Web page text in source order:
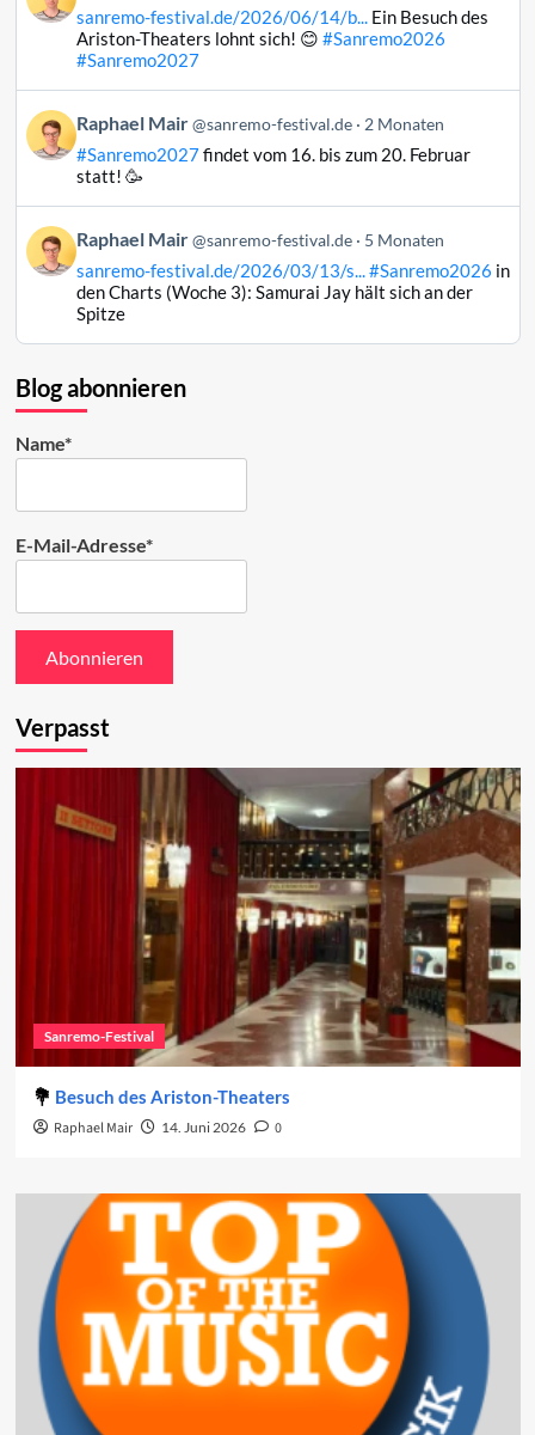
ansehen
von
Raphael
ansehen
sanremo-festival.de/2026/06/14/b...Ein Besuch des
Ariston-Theaters lohnt sich! 😊 #Sanremo2026
#Sanremo2027
Beitrag
von
Raphael
Bluesky
ansehen
Raphael Mair @sanremo-festival.de 2 Monaten
#Sanremo2027findet vom 16. bis zum 20. Februar
statt! 🥳
Beitrag
von
Raphael
ansehen
Raphael Mair @sanremo-festival.de 5 Monaten
sanremo-festival.de/2026/03/13/s...#Sanremo2026 in
den Charts (Woche 3): Samurai Jay hält sich an der
Spitze
Blog abonnieren
Name*
E-Mail-Adresse*
Verpasst
Sanremo-Festival
Besuch des Ariston-Theaters
Raphael Mair 14. Juni 2026 0